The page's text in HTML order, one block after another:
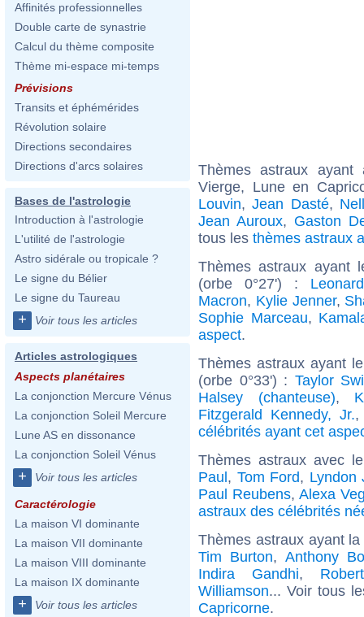
Affinités professionnelles
Double carte de synastrie
Calcul du thème composite
Thème mi-espace mi-temps
Prévisions
Transits et éphémérides
Révolution solaire
Directions secondaires
Directions d'arcs solaires
Bases de l'astrologie
Introduction à l'astrologie
L'utilité de l'astrologie
Astro sidérale ou tropicale ?
Le signe du Bélier
Le signe du Taureau
+ Voir tous les articles
Articles astrologiques
Aspects planétaires
La conjonction Mercure Vénus
La conjonction Soleil Mercure
Lune AS en dissonance
La conjonction Soleil Vénus
+ Voir tous les articles
Caractérologie
La maison VI dominante
La maison VII dominante
La maison VIII dominante
La maison IX dominante
+ Voir tous les articles
Thèmes astraux
Vierge, Lune en
Louvin,Jean Dasté,
Jean Auroux, Gaston
tous les thèmes astraux
Thèmes astraux ayant
(orbe 0°27') :
Macron, Kylie Jenner,
Sophie Marceau,
aspect.
Thèmes astraux ayant
(orbe 0°33') : Taylor
Halsey (chanteuse),
Fitzgerald Kennedy, Jr.
célébrités ayant cet
Thèmes astraux avec
Paul, Tom Ford, Lyndon
Paul Reubens,Alexa
astraux des célébrités
Thèmes astraux ayant
Tim Burton, Anthony
Indira Gandhi,
Williamson... Voir tous
Capricorne.